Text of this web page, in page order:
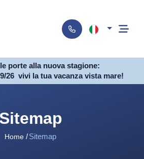
porte alla nuova stagione:
26 vivi la tua vacanza vista mare!
Sitemap
Home Sitemap